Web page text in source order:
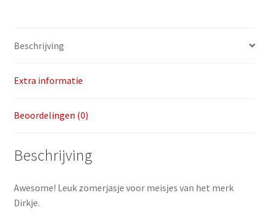
Beschrijving
Extra informatie
Beoordelingen (0)
Beschrijving
Awesome! Leuk zomerjasje voor meisjes van het merk
Dirkje.